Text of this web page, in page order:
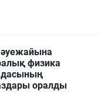
физика
оралды